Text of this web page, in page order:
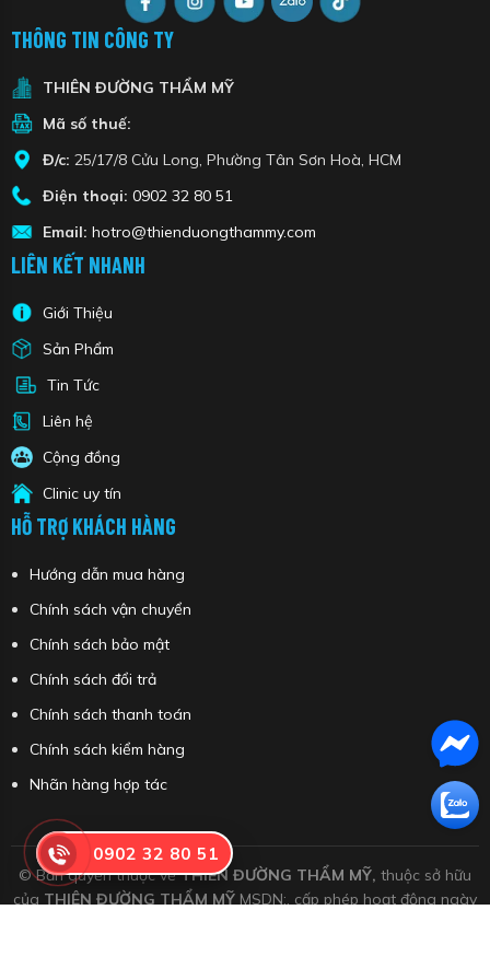
0902 32 80 51
THÔNG TIN CÔNG TY
THIÊN ĐƯỜNG THẨM MỸ
Mã số thuế:
Đ/c: 25/17/8 Cửu Long, Phường Tân Sơn Hoà, HCM
Điện thoại: 0902 32 80 51
Email: hotro@thienduongthammy.com
LIÊN KẾT NHANH
Giới Thiệu
Sản Phẩm
Tin Tức
Liên hệ
Cộng đồng
Clinic uy tín
HỖ TRỢ KHÁCH HÀNG
Hướng dẫn mua hàng
Chính sách vận chuyển
Chính sách bảo mật
Chính sách đổi trả
Chính sách thanh toán
Chính sách kiểm hàng
Nhãn hàng hợp tác
© Bản quyền thuộc vềTHIÊN ĐƯỜNG THẨM MỸ, thuộc sở hữu
của THIÊN ĐƯỜNG THẨM MỸ MSDN:, cấp phép hoạt động ngày